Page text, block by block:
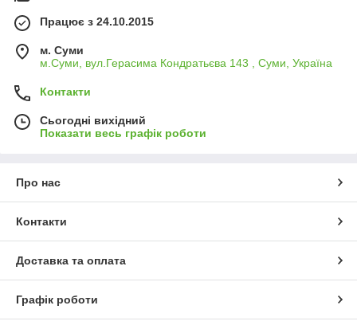
Працює з 24.10.2015
м. Суми
м.Суми, вул.Герасима Кондратьєва 143 , Суми, Україна
Контакти
Сьогодні вихідний
Показати весь графік роботи
Про нас
Контакти
Доставка та оплата
Графік роботи